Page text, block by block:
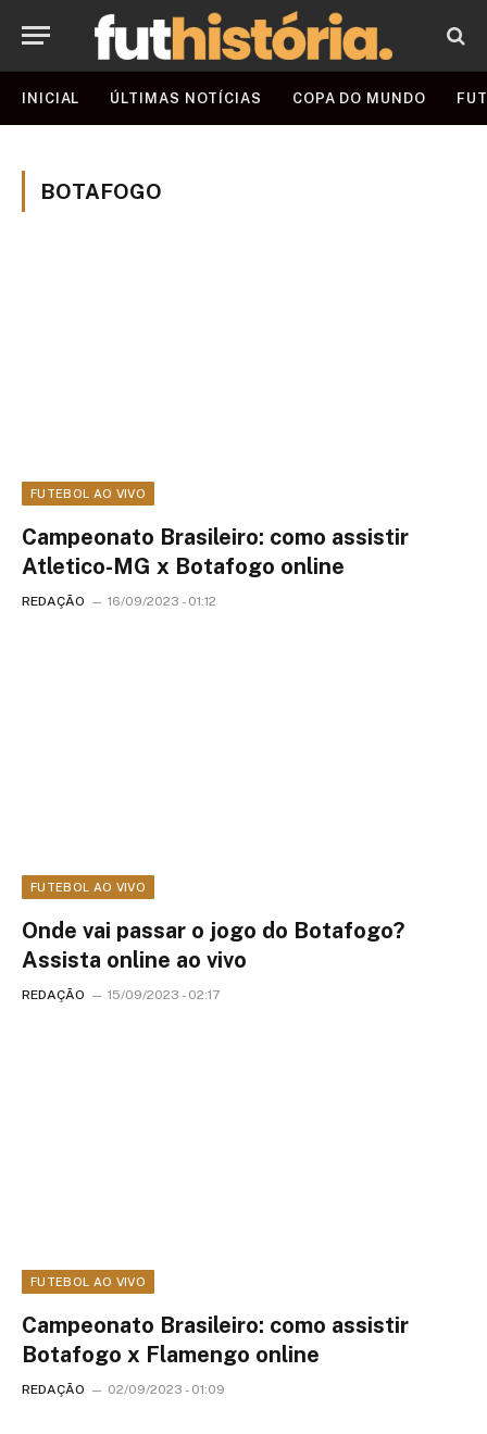
INICIAL ÚLTIMAS NOTÍCIAS COPA DO MUNDO
BOTAFOGO
FUTEBOL AO VIVO
Campeonato Brasileiro: como assistir
Atletico-MG x Botafogo online
REDAÇÃO 16/09/2023 - 01:12
FUTEBOL AO VIVO
Onde vai passar o jogo do Botafogo?
Assista online ao vivo
REDAÇÃO 15/09/2023 - 02:17
FUTEBOL AO VIVO
Campeonato Brasileiro: como assistir
Botafogo x Flamengo online
REDAÇÃO 02/09/2023 - 01:09